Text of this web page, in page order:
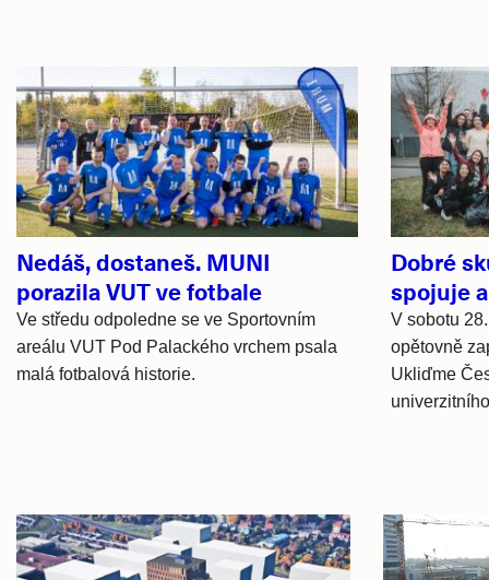
Související
články
Nedáš, dostaneš. MUNI
porazila VUT ve fotbale
Ve středu odpoledne se ve Sportovním
areálu VUT Pod Palackého vrchem psala
malá fotbalová historie.
Dobré
spojuje
V sobotu
opětovně
Ukliďme
Hlavní
novinky